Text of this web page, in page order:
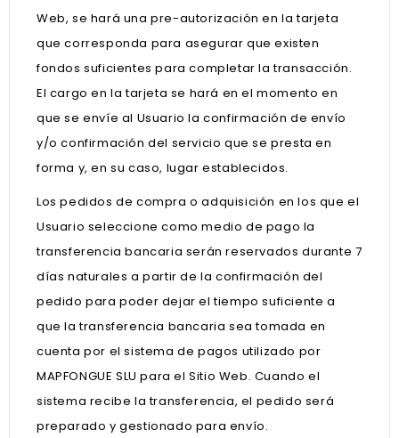
Web, se hará una pre-autorización en la tarjeta
que corresponda para asegurar que existen
fondos suficientes para completar la transacción.
El cargo en la tarjeta se hará en el momento en
que se envíe al Usuario la confirmación de envío
y/o confirmación del servicio que se presta en
forma y, en su caso, lugar establecidos.
Los pedidos de compra o adquisición en los que el
Usuario seleccione como medio de pago la
transferencia bancaria serán reservados durante 7
días naturales a partir de la confirmación del
pedido para poder dejar el tiempo suficiente a
que la transferencia bancaria sea tomada en
cuenta por el sistema de pagos utilizado por
MAPFONGUE SLU para el Sitio Web. Cuando el
sistema recibe la transferencia, el pedido será
preparado y gestionado para envío.